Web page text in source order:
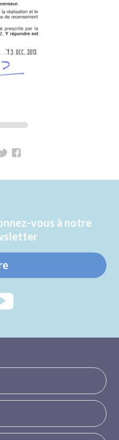
Facebook
vous à notre